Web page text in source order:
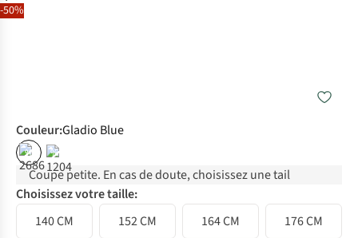
-50%
Couleur:Gladio Blue
% %
Coupe petite. En cas de doute, choisissez une tail
Choisissez votre taille:
140 CM
152 CM 164 CM 176 CM